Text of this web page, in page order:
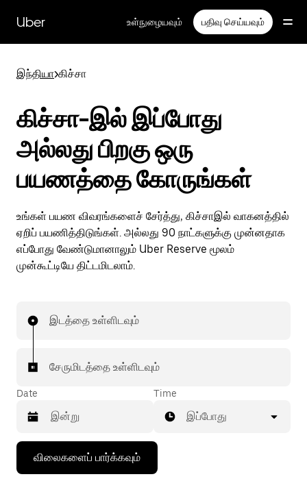
பக்கத்திற்குச்
செல்லவும்
Uber உள்நுழையவும் பதிவு செய்யவும்
இந்தியா>கிச்சா
கிச்சா-இல் இப்போது
அல்லது பிறகு ஒரு
பயணத்தை கோருங்கள்
உங்கள் பயண விவரங்களைச் சேர்த்து, கிச்சாஇல் வாகனத்தில்
ஏறிப் பயணித்திடுங்கள். அல்லது 90 நாட்களுக்கு முன்னதாக
எப்போது வேண்டுமானாலும் Uber Reserve மூலம்
முன்கூட்டியே திட்டமிடலாம்.
இடத்தை உள்ளிடவும்
சேருமிடத்தை உள்ளிடவும்
Date
கீழ்நோக்கிய
அம்புக்குறியை
அழுத்தி
Time
இப்போது
விலைகளைப் பார்க்கவும்